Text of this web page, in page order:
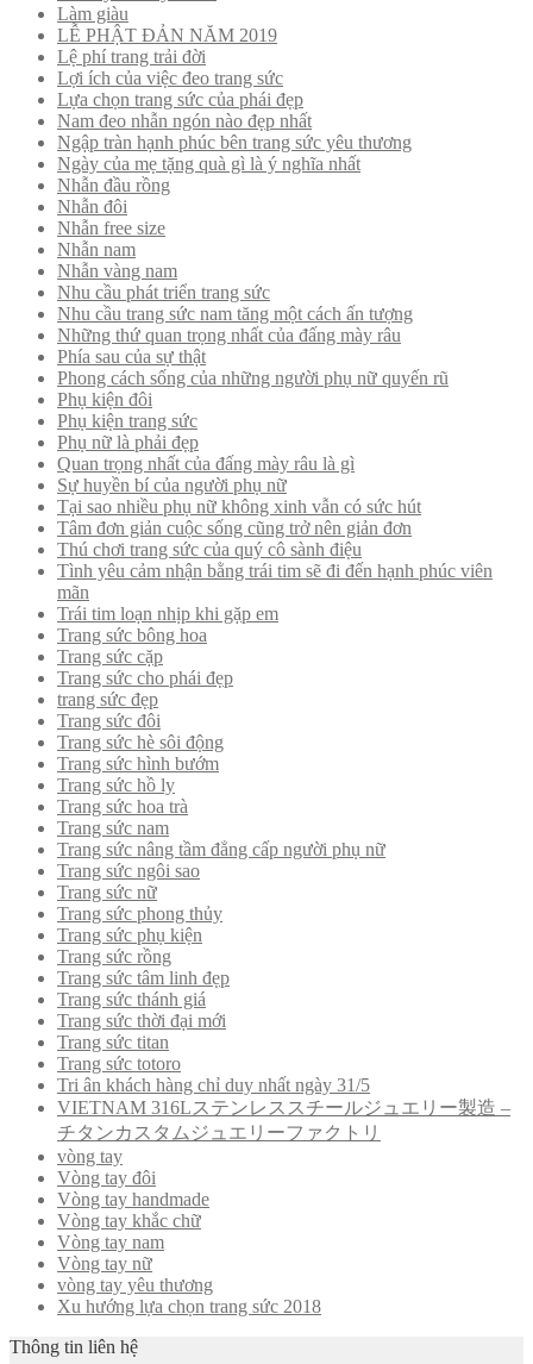
Làm giàu
LỄ PHẬT ĐẢN NĂM 2019
Lệ phí trang trải đời
Lợi ích của việc đeo trang sức
Lựa chọn trang sức của phái đẹp
Nam đeo nhẫn ngón nào đẹp nhất
Ngập tràn hạnh phúc bên trang sức yêu thương
Ngày của mẹ tặng quà gì là ý nghĩa nhất
Nhẫn đầu rồng
Nhẫn đôi
Nhẫn free size
Nhẫn nam
Nhẫn vàng nam
Nhu cầu phát triển trang sức
Nhu cầu trang sức nam tăng một cách ấn tượng
Những thứ quan trọng nhất của đấng mày râu
Phía sau của sự thật
Phong cách sống của những người phụ nữ quyến rũ
Phụ kiện đôi
Phụ kiện trang sức
Phụ nữ là phải đẹp
Quan trọng nhất của đấng mày râu là gì
Sự huyền bí của người phụ nữ
Tại sao nhiều phụ nữ không xinh vẫn có sức hút
Tâm đơn giản cuộc sống cũng trở nên giản đơn
Thú chơi trang sức của quý cô sành điệu
Tình yêu cảm nhận bằng trái tim sẽ đi đến hạnh phúc viên
mãn
Trái tim loạn nhịp khi gặp em
Trang sức bông hoa
Trang sức cặp
Trang sức cho phái đẹp
trang sức đẹp
Trang sức đôi
Trang sức hè sôi động
Trang sức hình bướm
Trang sức hồ ly
Trang sức hoa trà
Trang sức nam
Trang sức nâng tầm đẳng cấp người phụ nữ
Trang sức ngôi sao
Trang sức nữ
Trang sức phong thủy
Trang sức phụ kiện
Trang sức rồng
Trang sức tâm linh đẹp
Trang sức thánh giá
Trang sức thời đại mới
Trang sức titan
Trang sức totoro
Tri ân khách hàng chỉ duy nhất ngày 31/5
VIETNAM 316Lステンレススチールジュエリー製造 –
チタンカスタムジュエリーファクトリ
vòng tay
Vòng tay đôi
Vòng tay handmade
Vòng tay khắc chữ
Vòng tay nam
Vòng tay nữ
vòng tay yêu thương
Xu hướng lựa chọn trang sức 2018
Thông tin liên hệ